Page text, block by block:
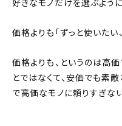
好きなモノだけを選ぶように
価格よりも「ずっと使いたい
価格よりも、というのは高
とではなくて、安価でも素
で高価なモノに頼りすぎな